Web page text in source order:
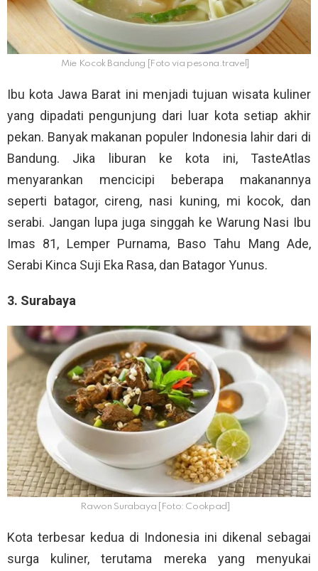
Mie Kocok Bandung [Foto via pesona.travel]
Ibu kota Jawa Barat ini menjadi tujuan wisata kuliner
yang dipadati pengunjung dari luar kota setiap akhir
pekan. Banyak makanan populer Indonesia lahir dari di
Bandung. Jika liburan ke kota ini, TasteAtlas
menyarankan mencicipi beberapa makanannya
seperti batagor, cireng, nasi kuning, mi kocok, dan
serabi. Jangan lupa juga singgah ke Warung Nasi Ibu
Imas 81, Lemper Purnama, Baso Tahu Mang Ade,
Serabi Kinca Suji Eka Rasa, dan Batagor Yunus.
3. Surabaya
Rawon Surabaya [Foto: Cookpad]
Kota terbesar kedua di Indonesia ini dikenal sebagai
surga kuliner, terutama mereka yang menyukai